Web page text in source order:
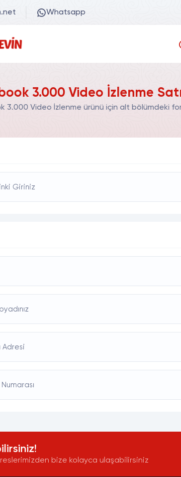
Whatsapp
3.000 Video İzlenme
3.000 Video İzlenme ürünü için alt bölümdeki
Giriniz
Adresi
bize kolayca ulaşabilirsiniz